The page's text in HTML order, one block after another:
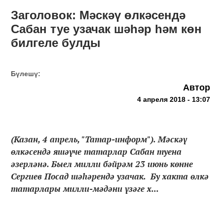
Заголовок: Мәскәү өлкәсендә
Сабан туе узачак шәһәр һәм көн
билгеле булды
Бүлешү:
Автор
4 апреля 2018 - 13:07
(Казан, 4 апрель, "Татар-информ"). Мәскәү
өлкәсендә яшәүче татарлар Сабан туена
әзерләнә. Быел милли бәйрәм 23 июнь көнне
Сергиев Посад шәһәрендә узачак. Бу хакта өлкә
татарлары милли-мәдәни үзәге х...